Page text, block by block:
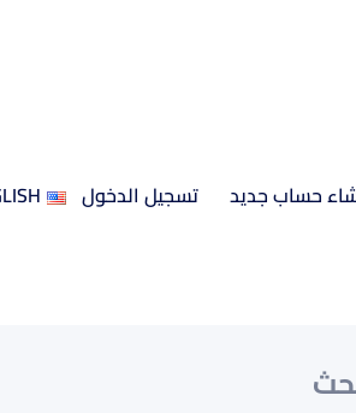
حساب جديد تسجيل الدخول